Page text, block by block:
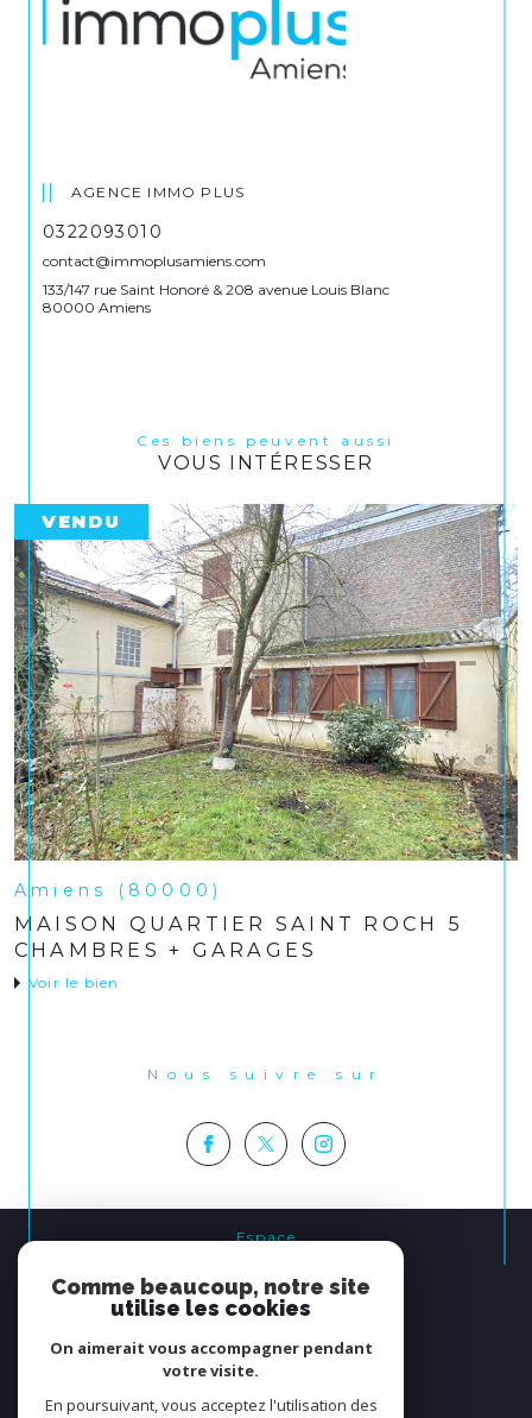
AGENCE IMMO PLUS
0322093010
contact@immoplusamiens.com
133/147 rue Saint Honoré & 208 avenue Louis Blanc
80000 Amiens
Ces biens peuvent aussi
VOUS INTÉRESSER
VENDU
Amiens (80000)
MAISON QUARTIER SAINT ROCH 5
CHAMBRES + GARAGES
Voir le bien
Nous suivre sur
Espace
se connecter
Nous
ADHÉRONS
Comme beaucoup, notre site
utilise les cookies
On aimerait vous accompagner pendant
votre visite.
En poursuivant, vous acceptez l'utilisation des